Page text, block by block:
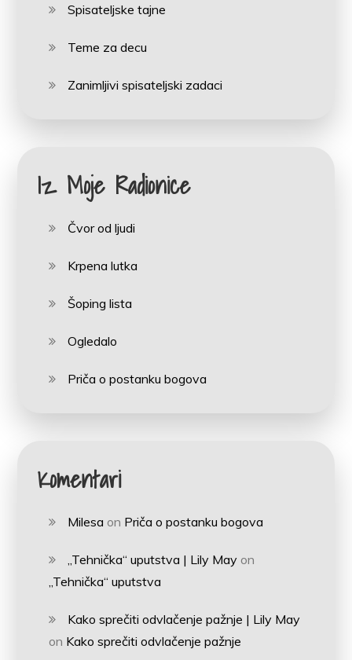
Spisateljske tajne
Teme za decu
Zanimljivi spisateljski zadaci
Iz Moje Radionice
Čvor od ljudi
Krpena lutka
Šoping lista
Ogledalo
Priča o postanku bogova
Komentari
Milesa on Priča o postanku bogova
„Tehnička“ uputstva | Lily May on
„Tehnička“ uputstva
Kako sprečiti odvlačenje pažnje | Lily May
on Kako sprečiti odvlačenje pažnje